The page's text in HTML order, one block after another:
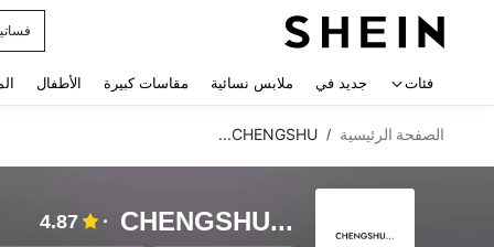
فئات جديد في ملابس نسائية مقاسات كبيرة الأطفال
الصفحة الرئيسية /
CHENGSHU...
CHENGSHU...
4.87